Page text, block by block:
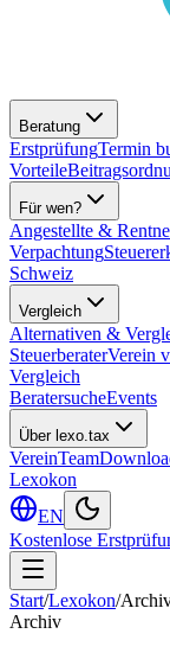
Beratung
ErstprüfungTermin
Vorteile
Für wen?
Angestellte &
Verpachtung
Schweiz
Vergleich
Alternativen &
SteuerberaterVerein
Vergleich
BeratersucheEvents
Über lexo.tax
VereinTeam
Lexokon
EN
Kostenlose
Start/Lexokon/
Archiv